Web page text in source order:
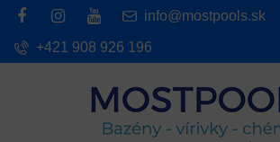
info@mostpools.sk
+421 908 926 196